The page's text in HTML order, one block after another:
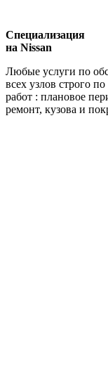
Специализация
на Nissan
Любые услуги по
всех узлов строго
работ : плановое
ремонт, кузова и